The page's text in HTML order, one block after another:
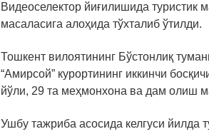
Видеоселектор йиғилишида туристик
масаласига алоҳида тўхталиб ўтилди.
Тошкент вилоятининг Бўстонлиқ
“Амирсой” курортининг иккинчи
йўли, 29 та меҳмонхона ва дам олиш
Ушбу тажриба асосида келгуси йилда